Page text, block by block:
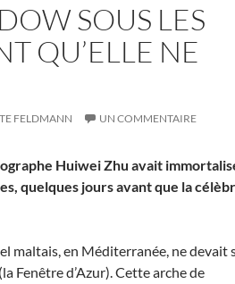
SOUS LES
QU’ELLE NE
FELDMANN UN COMMENTAIRE
Huiwei Zhu avait
quelques jours avant que la
maltais, en Méditerranée, ne devait
Fenêtre d’Azur). Cette arche de